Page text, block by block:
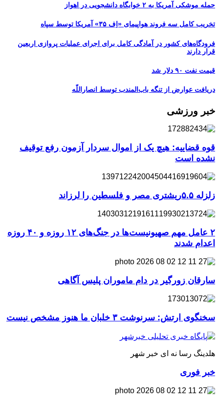
حمله موشکی آمریکا به ۲ خوابگاه دانشجویی در اهواز
تخریب کامل سه فروند هواپیمای «اِف ۳۵» آمریکا توسط سپاه
فرودگاه‌های کشور در آمادگی کامل برای اجرای عملیات پروازی اربعین
قرار دارند
قیمت نفت ۹۰ دلار شد
دریافت عوارض از تنگه باب‌المندب توسط انصاراللّه
خبر ورزشی
قوه قضاییه: هیچ یک از اموال سردار آزمون رفع توقیف
نشده است
زلزله ۵.۵ریشتری مصر و فلسطین را لرزاند
۲ عامل مهم صهیونیست‌ها در جنگ‌های ۱۲ روزه و ۴۰ روزه
اعدام شدند
سارقان زورگیر در دام ماموران پلیس آگاهی
سخنگوی ارتش: سرنوشت ۳ خلبان ما هنوز مشخص نیست
هلدینگ رسا نه ای خبر شهر
خبر فوری